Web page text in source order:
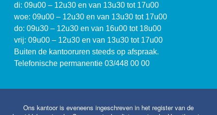
di: 09u00 – 12u30 en van 13u30 tot 17u00
woe: 09u00 – 12u30 en van 13u30 tot 17u00
do: 09u30 – 12u30 en van 16u00 tot 18u00
vrij: 09u00 – 12u30 en van 13u30 tot 17u00
Buiten de kantooruren steeds op afspraak.
Telefonische permanentie 03/448 00 00
Ons kantoor is eveneens ingeschreven in het register van de